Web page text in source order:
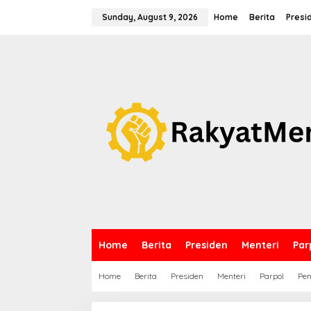
Sunday, August 9, 2026 Home Berita
Home Berita Presiden Menteri
Home Berita Presiden Menteri Parpol